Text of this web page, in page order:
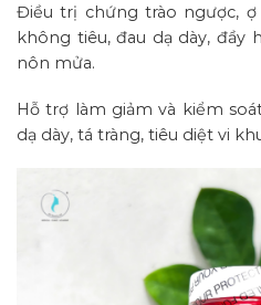
Điều trị chứng trào ngược, ợ
không tiêu, đau dạ dày, đầy
nôn mửa.
Hỗ trợ làm giảm và kiểm
dạ dày, tá tràng, tiêu diệt vi